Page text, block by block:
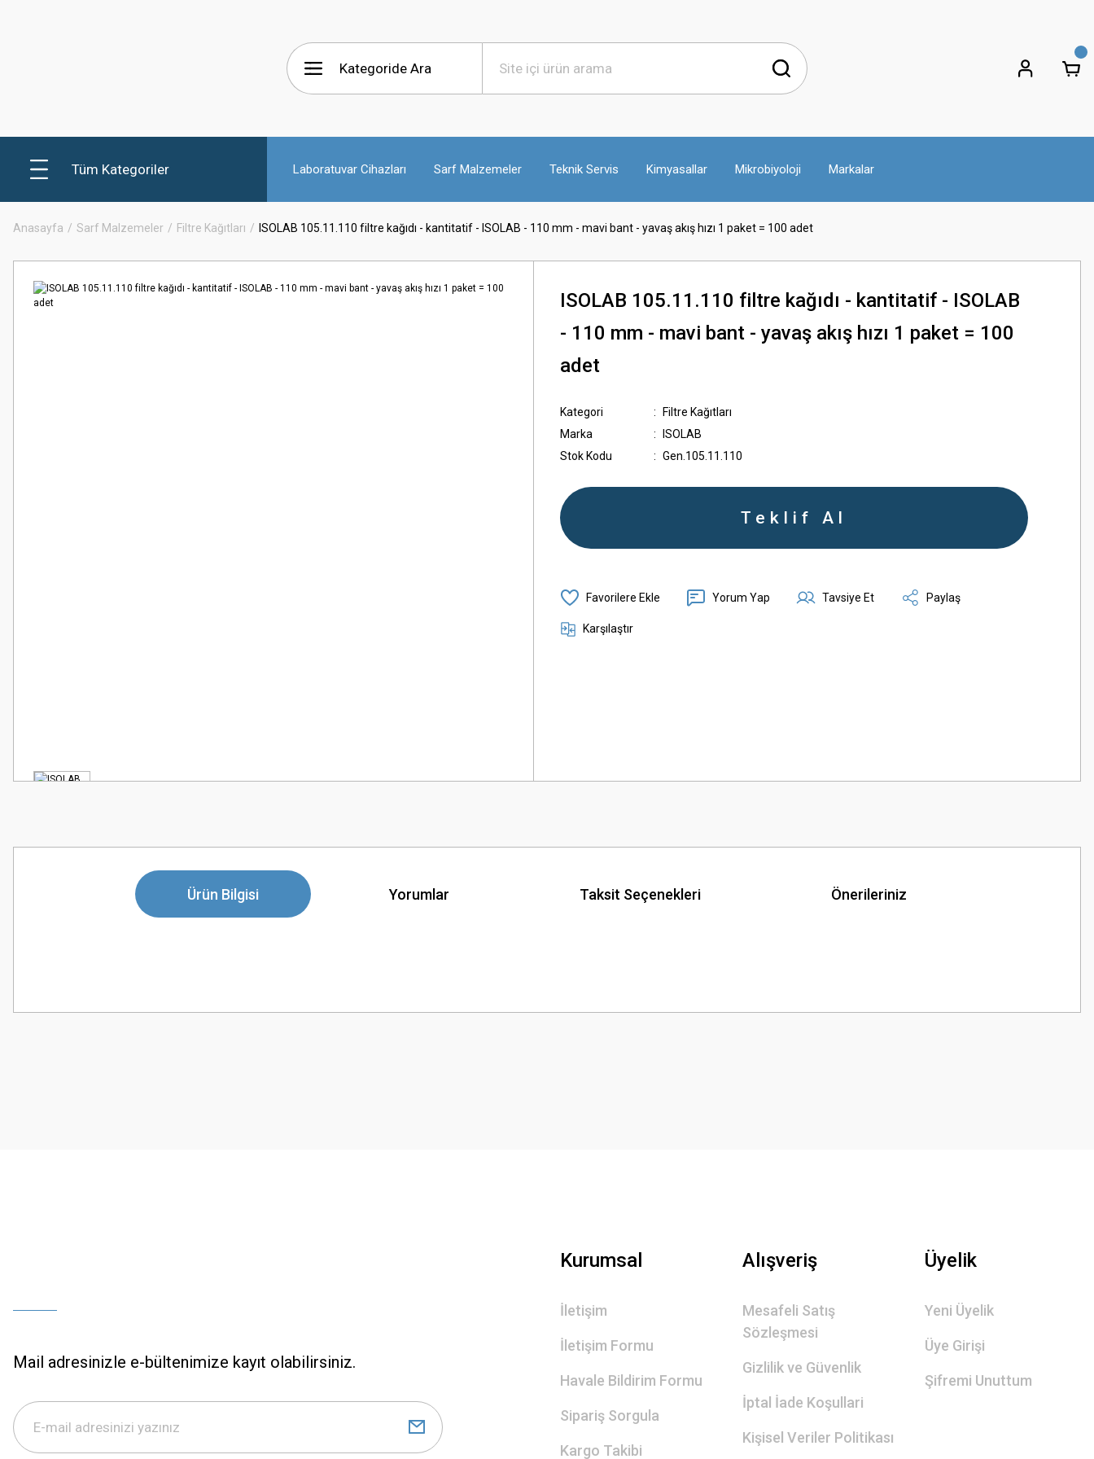
Tüm Kategoriler Laboratuvar Cihazları Sarf Malzemeler Teknik Servis Kimyasallar Mikrobiyoloji Markalar
Anasayfa Sarf Malzemeler Filtre Kağıtları ISOLAB 105.11.110 filtre kağıdı - kantitatif - ISOLAB - 110 mm - mavi bant - yavaş akış hızı 1 paket = 100 adet
ISOLAB 105.11.110 filtre kağıdı - kantitatif - ISOLAB
- 110 mm - mavi bant - yavaş akış hızı 1 paket = 100
adet
Kategori
Filtre Kağıtları
Marka
ISOLAB
Stok Kodu
Gen.105.11.110
Teklif Al
Yorum Yap Tavsiye Et Paylaş
Karşılaştır
Ürün Bilgisi Yorumlar Taksit Seçenekleri Önerileriniz
Görüş ve önerileriniz için teşekkür ederiz.
Mail adresinizle e-bültenimize kayıt olabilirsiniz.
Kurumsal
İletişim
İletişim Formu
Havale Bildirim Formu
Sipariş Sorgula
Kargo Takibi
Alışveriş
Mesafeli Satış
Sözleşmesi
Gizlilik ve Güvenlik
İptal İade Koşullari
Kişisel Veriler Politikası
Üyelik
Yeni Üyelik
Üye Girişi
Şifremi Unuttum